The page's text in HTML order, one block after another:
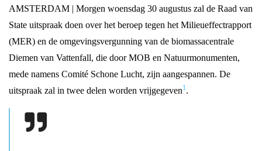
AMSTERDAM | Morgen woensdag 30 augustus zal de Raad van
State uitspraak doen over het beroep tegen het Milieueffectrapport
(MER) en de omgevingsvergunning van de biomassacentrale
Diemen van Vattenfall, die door MOB en Natuurmonumenten,
mede namens Comité Schone Lucht, zijn aangespannen. De
uitspraak zal in twee delen worden vrijgegeven1.